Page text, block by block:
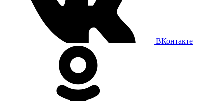
ВКонтакте